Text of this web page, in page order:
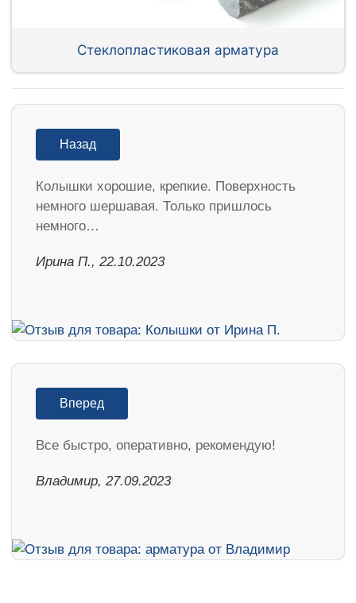
Стеклопластиковая арматура
Назад
Колышки хорошие, крепкие. Поверхность
немного шершавая. Только пришлось
немного…
Ирина П., 22.10.2023
Вперед
Все быстро, оперативно, рекомендую!
Владимир, 27.09.2023